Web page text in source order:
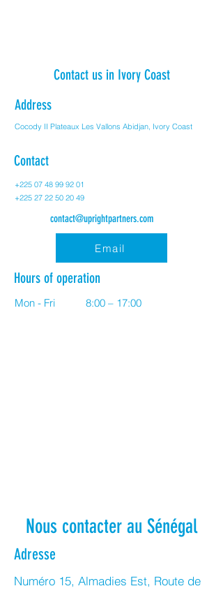
Contact us in Ivory Coast
Address
Cocody II Plateaux Les Vallons Abidjan, Ivory Coast
Contact
+225 07 48 99 92 01
+225 27 22 50 20 49
contact@uprightpartners.com
Email
Hours of operation
Mon - Fri 8:00 – 17:00
Nous contacter au Sénégal
Adresse
Numéro 15, Almadies Est, Route de